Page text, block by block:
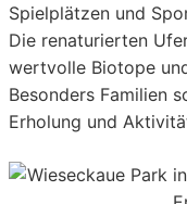
Spielplätzen und
Die renaturierten
wertvolle Biotope
Besonders Familien
Erholung und